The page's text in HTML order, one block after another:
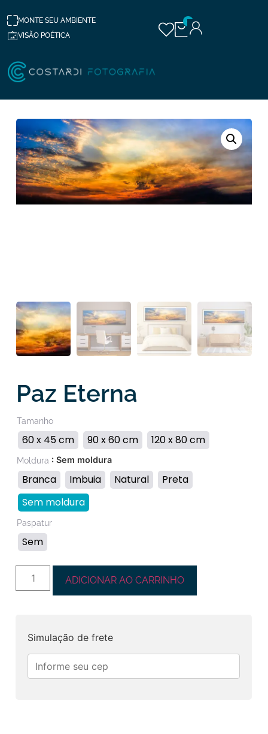
MONTE SEU AMBIENTE
VISÃO POÉTICA
0
Paz Eterna
Tamanho
60 x 45 cm 90 x 60 cm 120 x 80 cm
Moldura : Sem moldura
Branca Imbuia Natural
Preta
Sem moldura
Paspatur
Sem
ADICIONAR AO CARRINHO
Simulação de frete